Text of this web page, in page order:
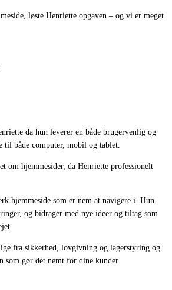
løste Henriette opgaven – og vi er meget
da hun leverer en både brugervenlig og
til både computer, mobil og tablet.
om hjemmesider, da Henriette professionelt
hjemmeside som er nem at navigere i. Hun
og bidrager med nye ideer og tiltag som
fra sikkerhed, lovgivning og lagerstyring og
som gør det nemt for dine kunder.